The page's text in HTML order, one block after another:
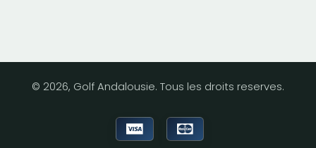
© 2026, Golf Andalousie. Tous les droits reserves.